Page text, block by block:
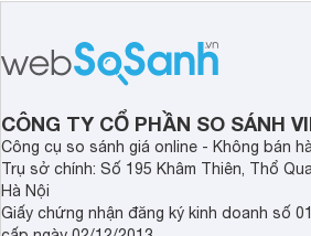
chọn đáng cân nhắc.
CÔNG TY CỔ PHẦN SO SÁNH
Công cụ so sánh giá online - Không bán
Trụ sở chính: Số 195 Khâm Thiên, Thổ
Hà Nội
Giấy chứng nhận đăng ký kinh doanh số